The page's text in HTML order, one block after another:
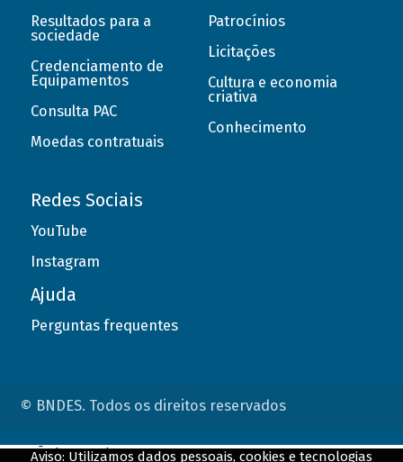
Resultados para a
sociedade
Credenciamento de
Equipamentos
Consulta PAC
Moedas contratuais
Patrocínios
Licitações
Cultura e economia
criativa
Conhecimento
Redes Sociais
YouTube
Instagram
Ajuda
Perguntas frequentes
© BNDES. Todos os direitos reservados
Aviso: Utilizamos dados pessoais, cookies e tecnologias
ConteÃºdo complementar